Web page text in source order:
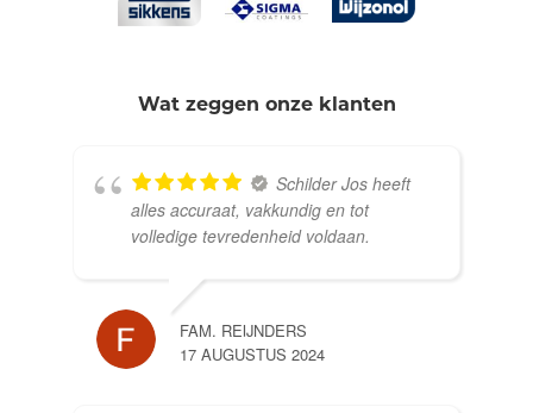
Wat zeggen onze klanten
Schilder Jos heeft
alles accuraat, vakkundig en tot
volledige tevredenheid voldaan.
FAM. REIJNDERS
17 AUGUSTUS 2024